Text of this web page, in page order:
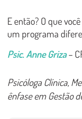
E então? O que
um programa
Psic. Anne Griza–
Psicóloga Clínica,
ênfase em Gestão